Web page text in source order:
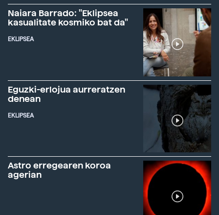
Naiara Barrado: "Eklipsea
kasualitate kosmiko bat da"
EKLIPSEA
Eguzki-erlojua aurreratzen
denean
EKLIPSEA
Astro erregearen koroa
agerian